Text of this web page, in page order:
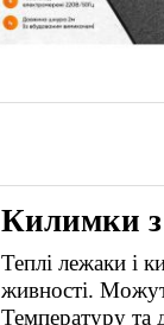
Килимки з
Теплі лежаки і
живності.
Температуру та